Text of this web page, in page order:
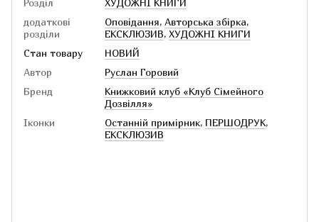
додаткові
розділи
Оповідання, Авторська збірка,
ЕКСКЛЮЗИВ, ХУДОЖНІ КНИГИ
Стан товару
НОВИЙ
Автор
Руслан Горовий
Бренд
Книжковий клуб «Клуб Сімейного
Дозвілля»
Іконки
Останній примірник, ПЕРШОДРУК,
ЕКСКЛЮЗИВ